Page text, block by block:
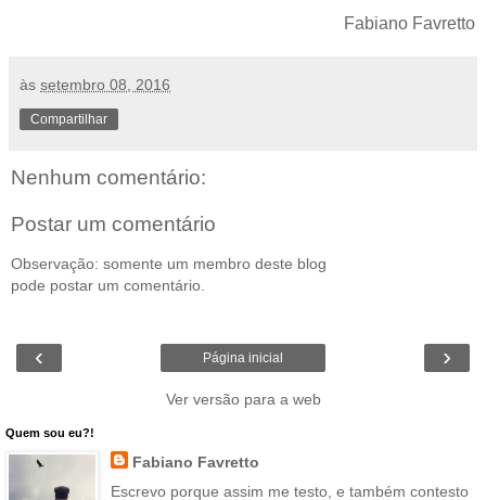
Fabiano Favretto
às setembro 08, 2016
Compartilhar
Nenhum comentário:
Postar um comentário
Observação: somente um membro deste blog
pode postar um comentário.
‹ ›
Página inicial
Ver versão para a web
Quem sou eu?!
Fabiano Favretto
Escrevo porque assim me testo, e também contesto